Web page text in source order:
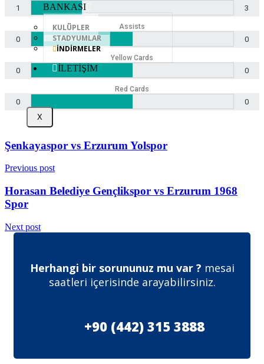
BANKASI
KULÜPLER
STADYUMLAR
İNDİRMELER
İLETİŞİM
X
1 3
Assists
0 0
Yellow Cards
0 0
Red Cards
0 0
Şenkayaspor vs Erzurum Yolspor
Previous post
Horasan Belediye Gençlikspor vs Erzurum 1968
Spor
Next post
Herhangi bir sorununuz mu var ? mesai
saatleri içerisinde arayabilirsiniz.
+90 (442) 315 3888